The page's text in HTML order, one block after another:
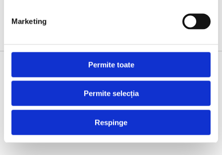
Marketing
Permite toate
Permite selecția
Respinge
SUPPORTED BY